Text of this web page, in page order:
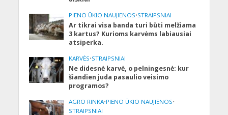
PIENO ŪKIO NAUJIENOS•STRAIPSNIAI
Ar tikrai visa banda turi būti melžiama
3 kartus? Kurioms karvėms labiausiai
atsiperka.
KARVĖS•STRAIPSNIAI
Ne didesnė karvė, o pelningesnė: kur
šiandien juda pasaulio veisimo
programos?
AGRO RINKA•PIENO ŪKIO NAUJIENOS•
STRAIPSNIAI